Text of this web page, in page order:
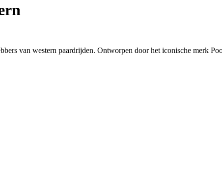
van western paardrijden. Ontworpen door het iconische merk